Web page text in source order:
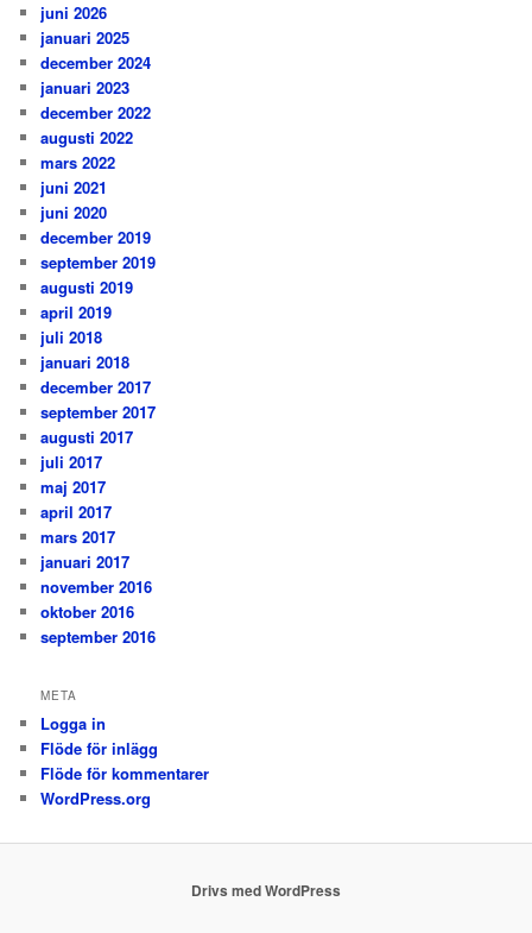
juni 2026
januari 2025
december 2024
januari 2023
december 2022
augusti 2022
mars 2022
juni 2021
juni 2020
december 2019
september 2019
augusti 2019
april 2019
juli 2018
januari 2018
december 2017
september 2017
augusti 2017
juli 2017
maj 2017
april 2017
mars 2017
januari 2017
november 2016
oktober 2016
september 2016
META
Logga in
Flöde för inlägg
Flöde för kommentarer
WordPress.org
Drivs med WordPress